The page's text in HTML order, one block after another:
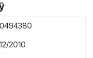
2010